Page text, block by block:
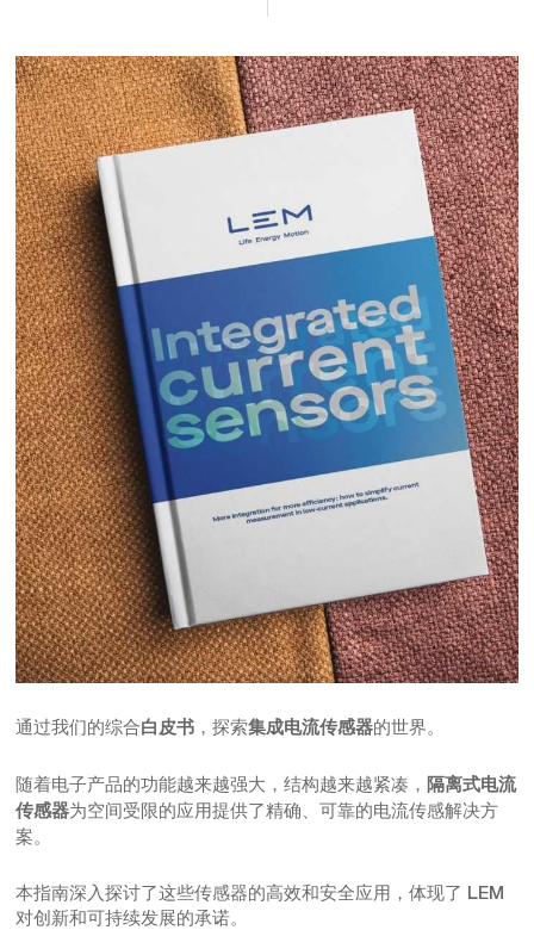
通过我们的综合白皮书 ，探索集成电流传感器的世界。
随着电子产品的功能越来越强大，结构越来越紧凑， 隔离式电流
传感器为空间受限的应用提供了精确、可靠的电流传感解决方
案。
本指南深入探讨了这些传感器的高效和安全应用，体现了 LEM
对创新和可持续发展的承诺。